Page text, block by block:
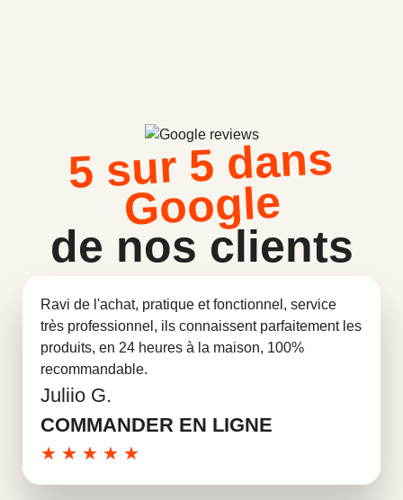
5 sur 5 dans
Google
de nos clients
Ravi de l'achat, pratique et fonctionnel, service
très professionnel, ils connaissent parfaitement les
produits, en 24 heures à la maison, 100%
recommandable.
Juliio G.
COMMANDER EN LIGNE
★ ★ ★ ★ ★